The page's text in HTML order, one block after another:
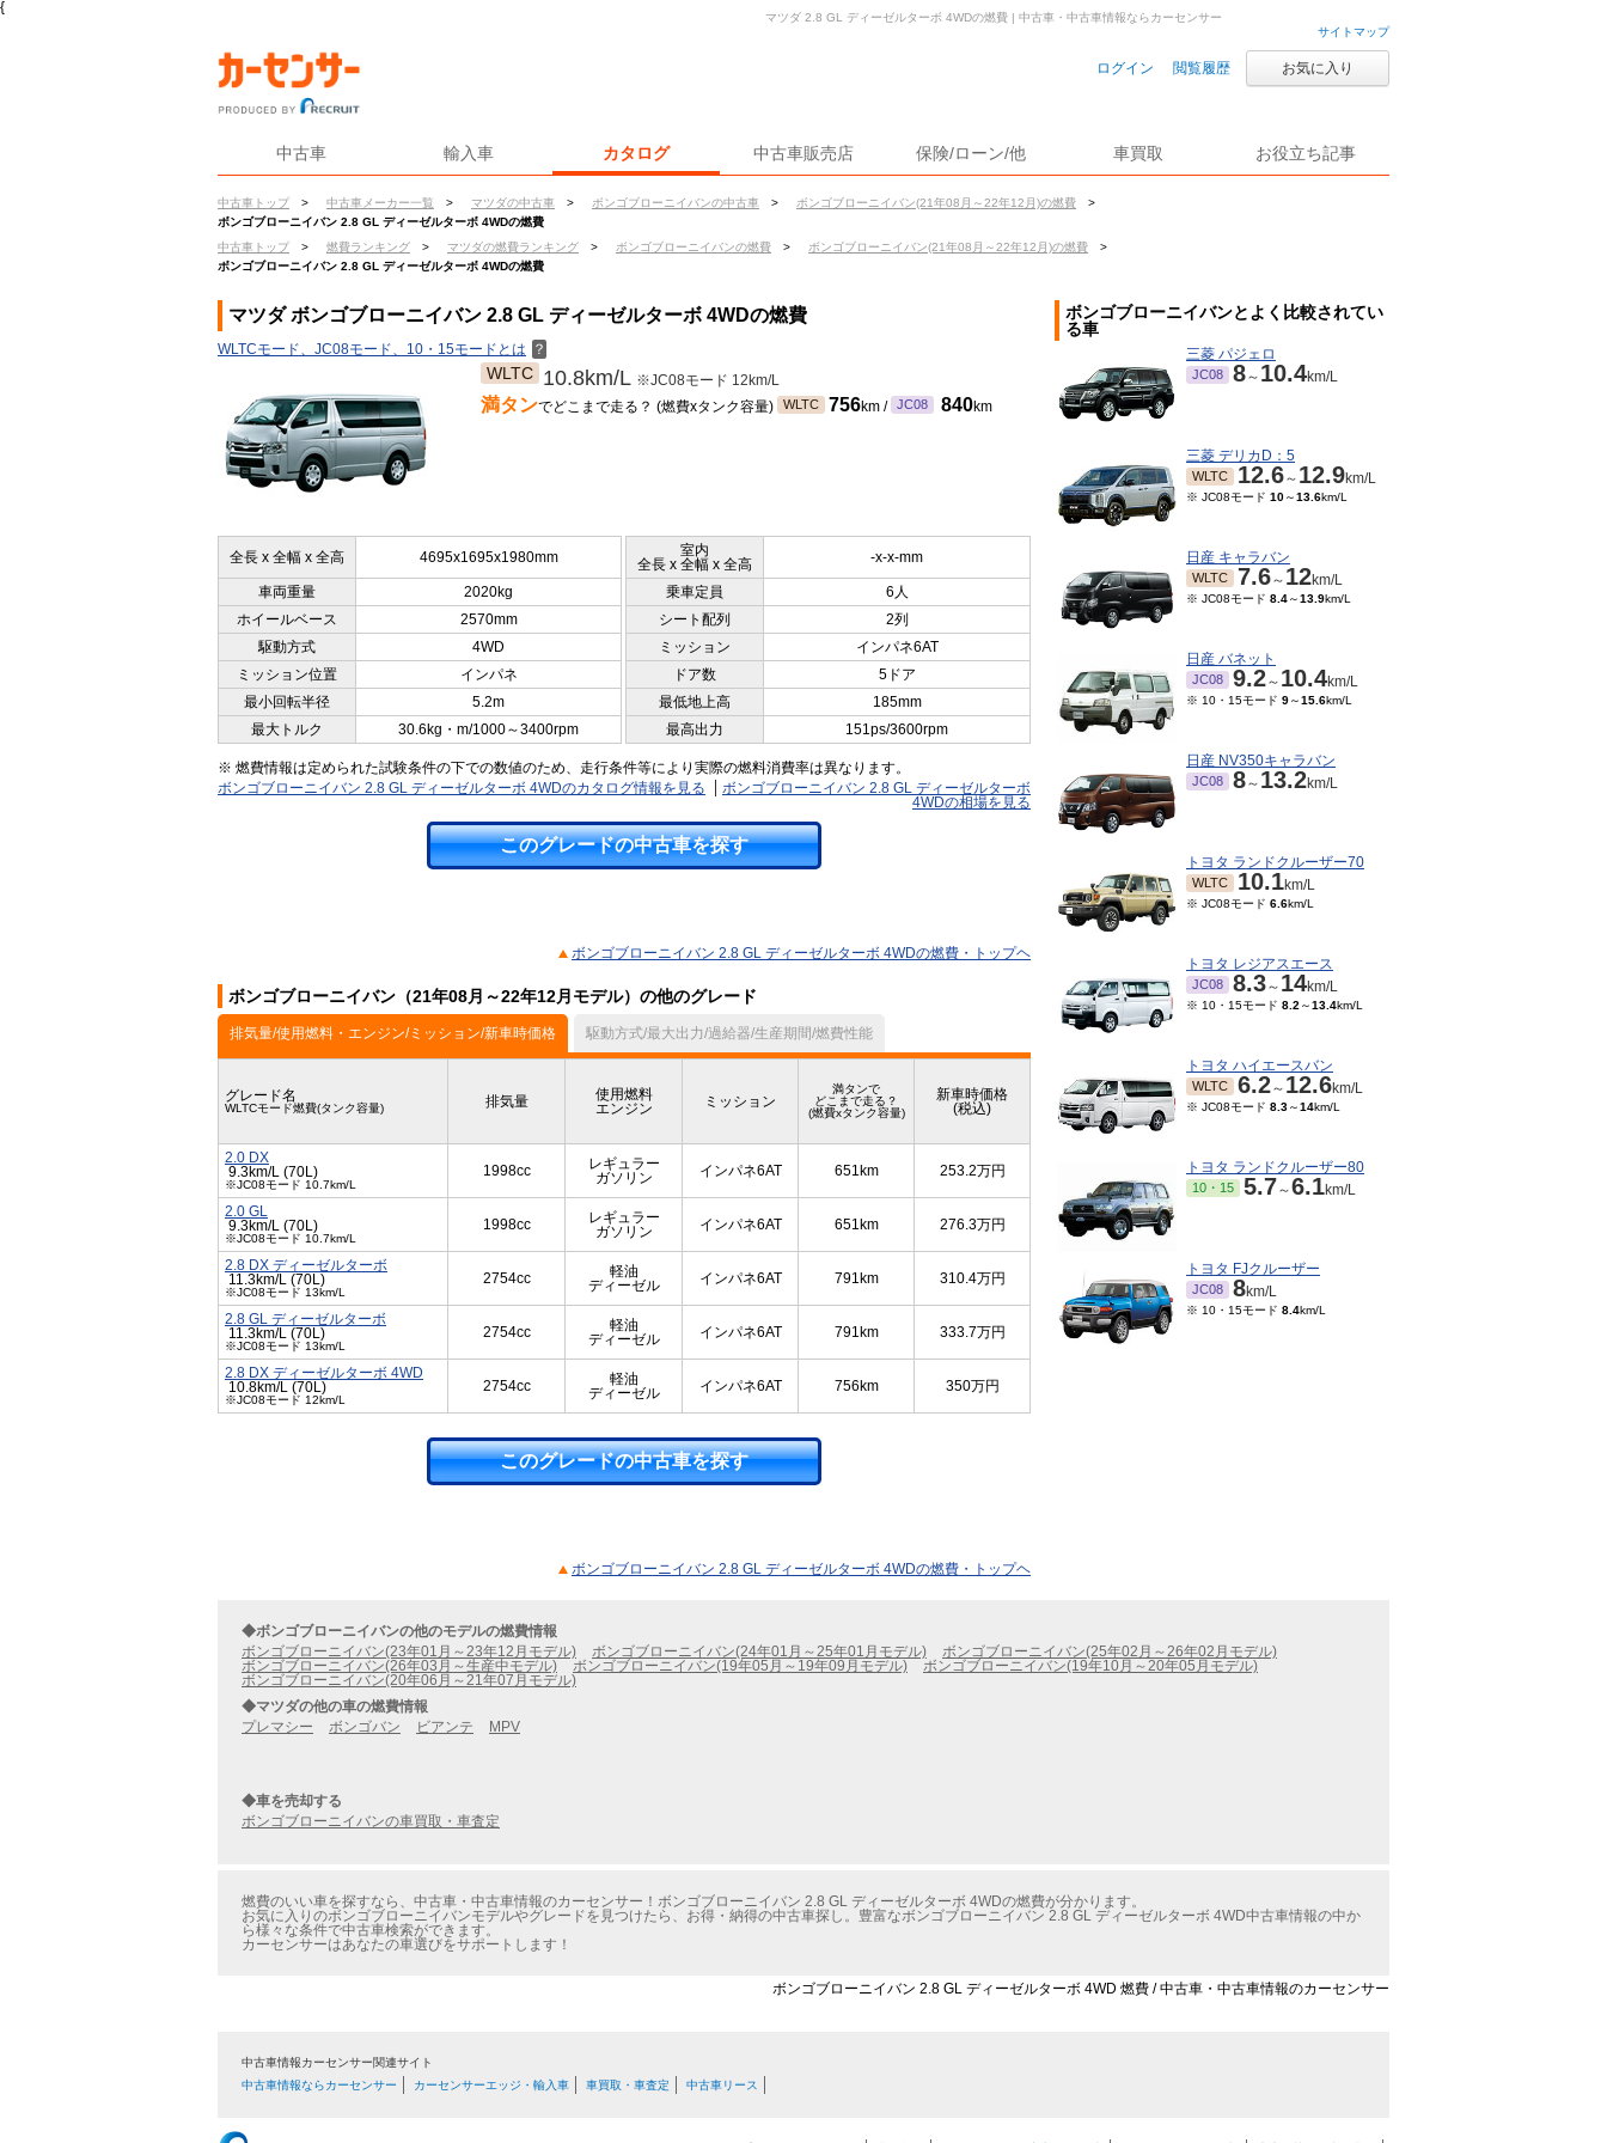
{
サイトマップ
ログイン 閲覧履歴 お気に入り
中古車 輸入車 カタログ 中古車販売店 保険/ローン/他 車買取 お役立ち記事
中古車トップ > 中古車メーカー一覧 > マツダの中古車 > ボンゴブローニイバンの中古車 > ボンゴブローニイバン(21年08月～22年12月)の燃費
>
ボンゴブローニイバン 2.8 GL ディーゼルターボ 4WDの燃費
中古車トップ
> 燃費ランキング > マツダの燃費ランキング > ボンゴブローニイバンの燃費 > ボンゴブローニイバン(21年08月～22年12月)の燃費
>
ボンゴブローニイバン 2.8 GL ディーゼルターボ 4WDの燃費
マツダ 2.8 GL ディーゼルターボ 4WDの燃費 | 中古車・中古車情報ならカーセンサー
マツダ ボンゴブローニイバン 2.8 GL ディーゼルターボ 4WDの燃費
WLTCモード、JC08モード、10・15モードとは ？
WLTC 10.8km/L ※JC08モード 12km/L
満タンでどこまで走る？ (燃費xタンク容量) WLTC 756km / JC08 840km
全長 x 全幅 x 全高 4695x1695x1980mm
室内
全長 x 全幅 x 全高
-x-x-mm
車両重量 2020kg 乗車定員
6人
ホイールベース
2570mm シート配列
2列
駆動方式
4WD ミッション
インパネ6AT
ミッション位置
インパネ ドア数
5ドア
最小回転半径
5.2m 最低地上高
185mm
最大トルク
30.6kg・m/1000～3400rpm 最高出力 151ps/3600rpm
※ 燃費情報は定められた試験条件の下での数値のため、走行条件等により実際の燃料消費率は異なります。
ボンゴブローニイバン 2.8 GL ディーゼルターボ 4WDのカタログ情報を見る
ボンゴブローニイバン 2.8 GL ディーゼルターボ
4WDの相場を見る
このグレードの中古車を探す
ボンゴブローニイバン 2.8 GL ディーゼルターボ 4WDの燃費・トップヘ
ボンゴブローニイバン（21年08月～22年12月モデル）の他のグレード
排気量/使用燃料・エンジン/ミッション/新車時価格 駆動方式/最大出力/過給器/生産期間/燃費性能
グレード名
WLTCモード燃費(タンク容量) 排気量
使用燃料
エンジン
ミッション
満タンで
どこまで走る？
(燃費xタンク容量)
新車時価格
(税込)
2.0 DX
9.3km/L (70L)
※JC08モード 10.7km/L
1998cc
レギュラー
ガソリン
インパネ6AT 651km 253.2万円
2.0 GL
9.3km/L (70L)
※JC08モード 10.7km/L
1998cc
レギュラー
ガソリン
インパネ6AT 651km 276.3万円
2.8 DX ディーゼルターボ
11.3km/L (70L)
※JC08モード 13km/L
2754cc
軽油
ディーゼル
インパネ6AT 791km 310.4万円
2.8 GL ディーゼルターボ
11.3km/L (70L)
※JC08モード 13km/L
2754cc
軽油
ディーゼル
インパネ6AT 791km 333.7万円
2.8 DX ディーゼルターボ 4WD
10.8km/L (70L)
※JC08モード 12km/L
2754cc
軽油
ディーゼル
インパネ6AT 756km 350万円
このグレードの中古車を探す
ボンゴブローニイバン 2.8 GL ディーゼルターボ 4WDの燃費・トップヘ
ボンゴブローニイバンとよく比較されてい
る車
三菱 パジェロ
JC08 8～ 10.4km/L
三菱 デリカD：5
WLTC 12.6～ 12.9km/L
※ JC08モード 10～13.6km/L
日産 キャラバン
WLTC 7.6～ 12km/L
※ JC08モード 8.4～13.9km/L
日産 バネット
JC08 9.2～ 10.4km/L
※ 10・15モード 9～15.6km/L
日産 NV350キャラバン
JC08 8～ 13.2km/L
トヨタ ランドクルーザー70
WLTC 10.1km/L
※ JC08モード 6.6km/L
トヨタ レジアスエース
JC08 8.3～ 14km/L
※ 10・15モード 8.2 ～13.4km/L
トヨタ ハイエースバン
WLTC 6.2～ 12.6km/L
※ JC08モード 8.3～14km/L
トヨタ ランドクルーザー80
10・15 5.7～6.1km/L
トヨタ FJクルーザー
JC08 8km/L
※ 10・15モード 8.4km/L
◆ボンゴブローニイバンの他のモデルの燃費情報
ボンゴブローニイバン(23年01月～23年12月モデル)
ボンゴブローニイバン(24年01月～25年01月モデル)
ボンゴブローニイバン(25年02月～26年02月モデル)
ボンゴブローニイバン(26年03月～生産中モデル)
ボンゴブローニイバン(19年05月～19年09月モデル)
ボンゴブローニイバン(19年10月～20年05月モデル)
ボンゴブローニイバン(20年06月～21年07月モデル)
◆マツダの他の車の燃費情報
プレマシー
ボンゴバン ビアンテ MPV
◆車を売却する
ボンゴブローニイバンの車買取・車査定
燃費のいい車を探すなら、中古車・中古車情報のカーセンサー！ボンゴブローニイバン 2.8 GL ディーゼルターボ 4WDの燃費が分かります。
お気に入りのボンゴブローニイバンモデルやグレードを見つけたら、お得・納得の中古車探し。豊富なボンゴブローニイバン 2.8 GL ディーゼルターボ 4WD中古車情報の中か
ら様々な条件で中古車検索ができます。
カーセンサーはあなたの車選びをサポートします！
ボンゴブローニイバン 2.8 GL ディーゼルターボ 4WD 燃費 / 中古車・中古車情報のカーセンサー
中古車情報カーセンサー関連サイト
中古車情報ならカーセンサー
カーセンサーエッジ・輸入車 車買取・車査定 中古車リース